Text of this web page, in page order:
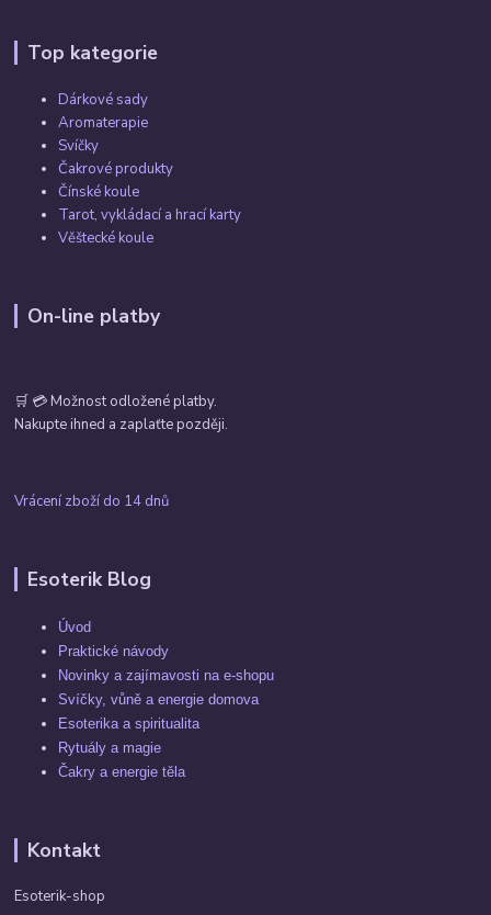
Top kategorie
Dárkové sady
Aromaterapie
Svíčky
Čakrové produkty
Čínské koule
Tarot, vykládací a hrací karty
Věštecké koule
On-line platby
🛒 💳 Možnost odložené platby.
Nakupte ihned a zaplaťte později.
Vrácení zboží do 14 dnů
Esoterik Blog
Úvod
Praktické návody
Novinky a zajímavosti na e-shopu
Svíčky, vůně a energie domova
Esoterika a spiritualita
Rytuály a magie
Čakry a energie těla
Kontakt
Esoterik-shop